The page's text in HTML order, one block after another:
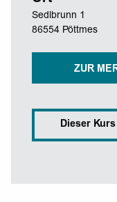
Sedlbrunn 1
86554 Pöttmes
ZUR
Dieser